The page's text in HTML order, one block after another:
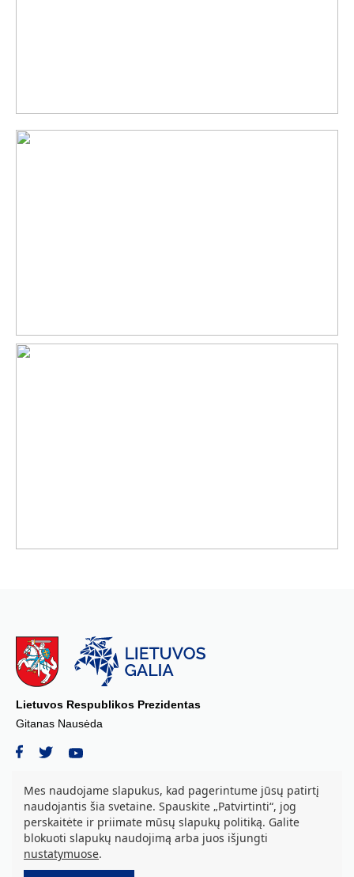
Lietuvos Respublikos Prezidentas
Gitanas Nausėda
© 2026 Lietuvos Respublikos Prezidento kanceliarija, biudžetinė įstaiga.
Visos teisės saugomos.
S. Daukanto a. 3, LT-01122 Vilnius tel. +37069842639, el. paštas:
aurika.grozova@prezidentas.lt
Duomenys kaupiami ir saugomi Juridinių asmenų registre. Juridinio
Mes naudojame slapukus, kad pagerintume jūsų patirtį
naudojantis šia svetaine. Spauskite „Patvirtinti“, jog
perskaitėte ir priimate mūsų slapukų politiką. Galite
blokuoti slapukų naudojimą arba juos išjungti
nustatymuose.